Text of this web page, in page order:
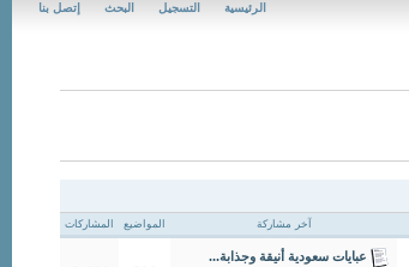
إتصل بنا البحث التسجيل الرئيسية
آخر مشاركة المواضيع المشاركات
عبايات سعودية أنيقة وجذابة...